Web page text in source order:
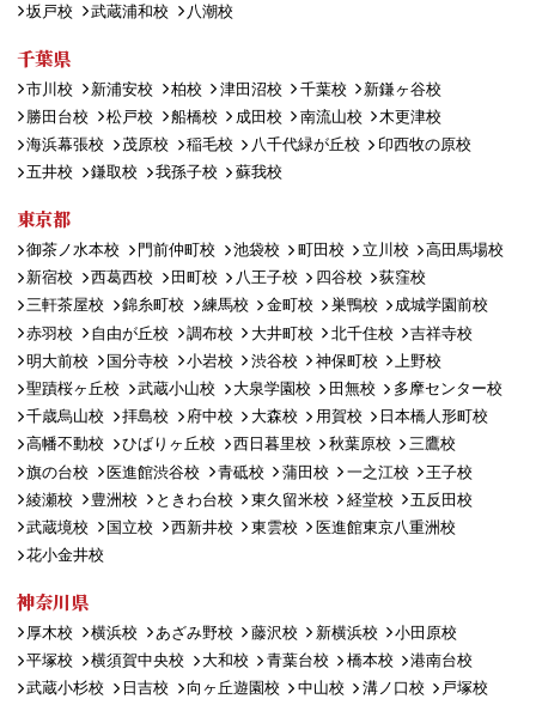
坂戸校
武蔵浦和校 八潮校
千葉県
市川校 新浦安校 柏校 津田沼校 千葉校
新鎌ヶ谷校
勝田台校
松戸校 船橋校 成田校 南流山校
木更津校
海浜幕張校
茂原校 稲毛校 八千代緑が丘校
印西牧の原校
五井校
鎌取校 我孫子校 蘇我校
東京都
御茶ノ水本校 門前仲町校 池袋校 町田校 立川校
高田馬場校
新宿校
西葛西校 田町校 八王子校 四谷校
荻窪校
三軒茶屋校
錦糸町校 練馬校 金町校 巣鴨校
成城学園前校
赤羽校
自由が丘校 調布校 大井町校 北千住校
吉祥寺校
明大前校
国分寺校 小岩校 渋谷校 神保町校
上野校
聖蹟桜ヶ丘校
武蔵小山校 大泉学園校 田無校
多摩センター校
千歳烏山校
拝島校 府中校 大森校 用賀校
日本橋人形町校
高幡不動校
ひばりヶ丘校 西日暮里校 秋葉原校
三鷹校
旗の台校
医進館渋谷校 青砥校 蒲田校 一之江校
王子校
綾瀬校
豊洲校 ときわ台校 東久留米校 経堂校
五反田校
武蔵境校
国立校 西新井校 東雲校
医進館東京八重洲校
花小金井校
神奈川県
厚木校 横浜校 あざみ野校 藤沢校 新横浜校
小田原校
平塚校
横須賀中央校 大和校 青葉台校 橋本校
港南台校
武蔵小杉校
日吉校 向ヶ丘遊園校 中山校 溝ノ口校
戸塚校